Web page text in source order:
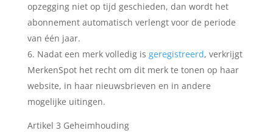
opzegging niet op tijd geschieden, dan wordt het
abonnement automatisch verlengt voor de periode
van één jaar.
Nadat een merk volledig is geregistreerd, verkrijgt
MerkenSpot het recht om dit merk te tonen op haar
website, in haar nieuwsbrieven en in andere
mogelijke uitingen.
Artikel 3 Geheimhouding